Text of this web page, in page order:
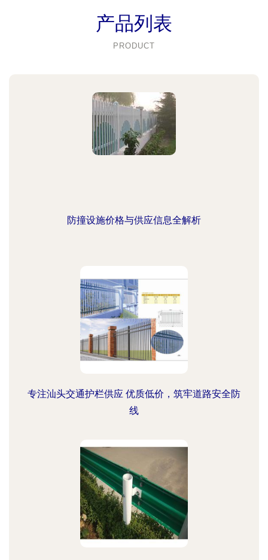
产品列表
PRODUCT
防撞设施价格与供应信息全解析
专注汕头交通护栏供应 优质低价，筑牢道路安全防
线